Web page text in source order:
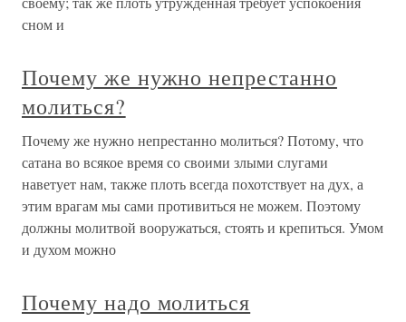
сном и
Почему же нужно непрестанно
молиться?
Почему же нужно непрестанно молиться? Потому, что
сатана во всякое время со своими злыми слугами
наветует нам, также плоть всегда похотствует на дух, а
этим врагам мы сами противиться не можем. Поэтому
должны молитвой вооружаться, стоять и крепиться. Умом
и духом можно
Почему надо молиться